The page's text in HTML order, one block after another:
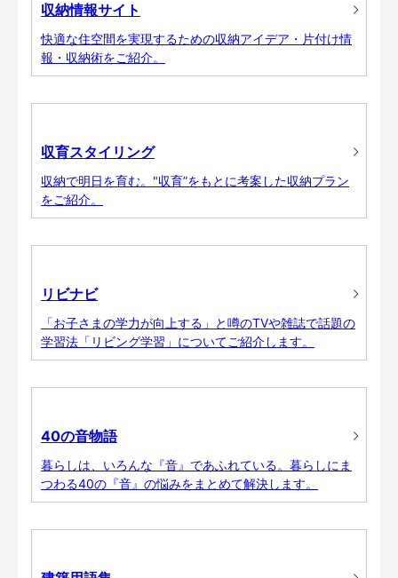
収納情報サイト
快適な住空間を実現するための収納アイデア・片付け情
報・収納術をご紹介。
収育スタイリング
収納で明日を育む。"収育”をもとに考案した収納プラン
をご紹介。
リビナビ
「お子さまの学力が向上する」と噂のTVや雑誌で話題の
学習法「リビング学習」についてご紹介します。
40の音物語
暮らしは、いろんな『音』であふれている。暮らしにま
つわる40の『音』の悩みをまとめて解決します。